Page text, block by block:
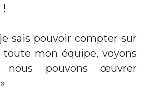
!
sais pouvoir compter sur
toute mon équipe, voyons
nous pouvons œuvrer